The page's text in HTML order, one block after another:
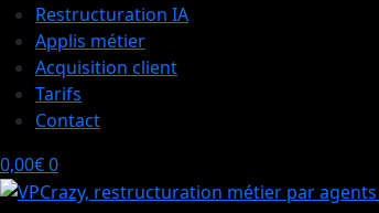
Restructuration IA
Applis métier
Acquisition client
Tarifs
Contact
Panier
d’achat
0,00€0